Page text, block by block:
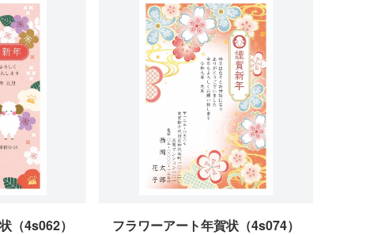
（4s062） フラワーアート年賀状（4s074）